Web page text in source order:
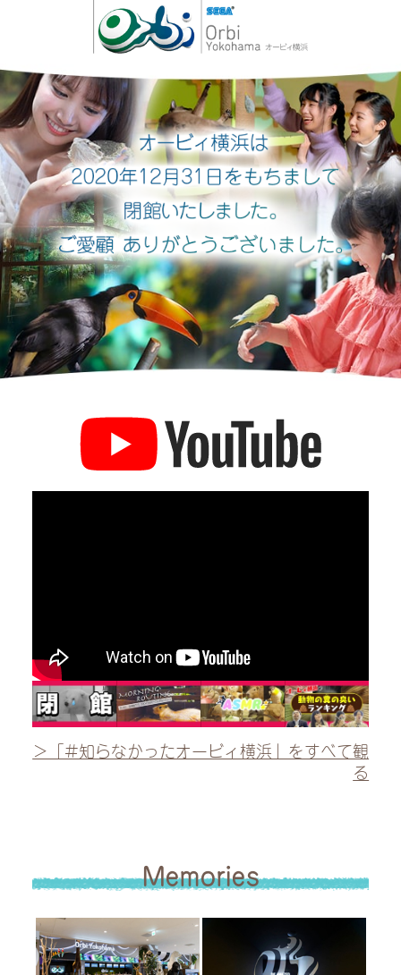
＞「#知らなかったオービィ横浜」をすべて観
る
Memories